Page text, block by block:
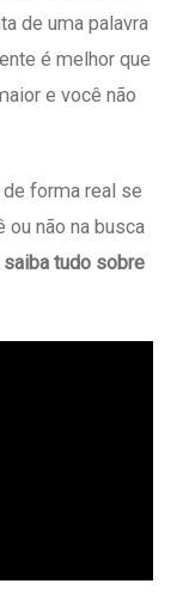
de uma palavra
é melhor que
e você não
forma real se
ou não na busca
saiba tudo sobre